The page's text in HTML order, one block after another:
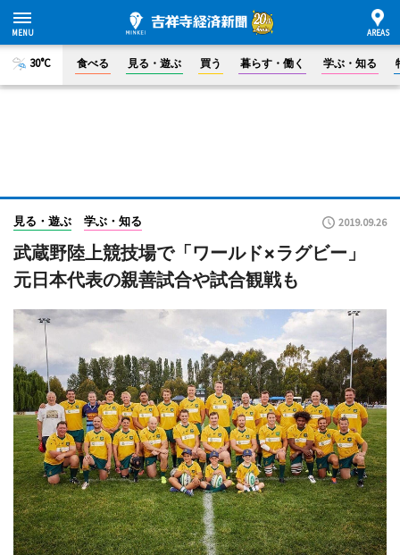
30°C 食べる 見る・遊ぶ 買う 暮らす・働く 学ぶ・知る
見る・遊ぶ 学ぶ・知る 2019.09.26
武蔵野陸上競技場で「ワールド×ラグビー」
元日本代表の親善試合や試合観戦も